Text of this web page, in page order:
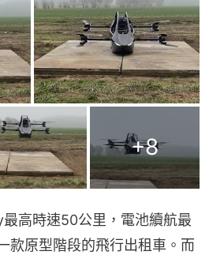
+8
高時速50公里，電池續航最
款原型階段的飛行出租車。而